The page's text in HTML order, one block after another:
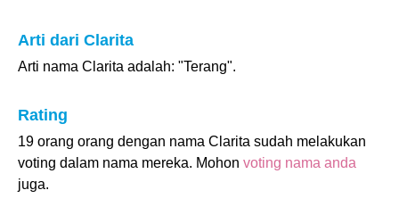
Arti dari Clarita
Arti nama Clarita adalah: "Terang".
Rating
19 orang orang dengan nama Clarita sudah melakukan
voting dalam nama mereka. Mohon voting nama anda
juga.